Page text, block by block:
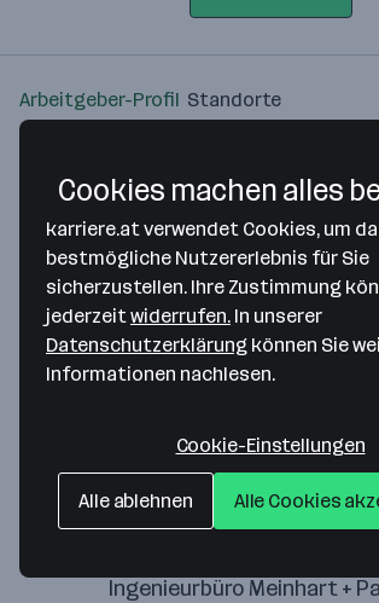
Arbeitgeber-Profil Standorte
Bitte stimme unseren
Richtlinien zu, um diese
anzuzeigen.
Ingenieurbüro Meinhart +
Cookies machen alles
karriere.at verwendet Cookies, um
bestmögliche Nutzererlebnis für Sie
sicherzustellen. Ihre Zustimmung
jederzeitwiderrufen. In unserer
Datenschutzerklärung können Sie
Informationen nachlesen.
Cookie-Einstellungen
Alle ablehnen Alle Cookies